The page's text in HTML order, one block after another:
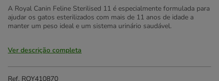
A Royal Canin Feline Sterilised 11 é especialmente formulada para
ajudar os gatos esterilizados com mais de 11 anos de idade a
manter um peso ideal e um sistema urinário saudável.
Ver descrição completa
Ref. ROY410870